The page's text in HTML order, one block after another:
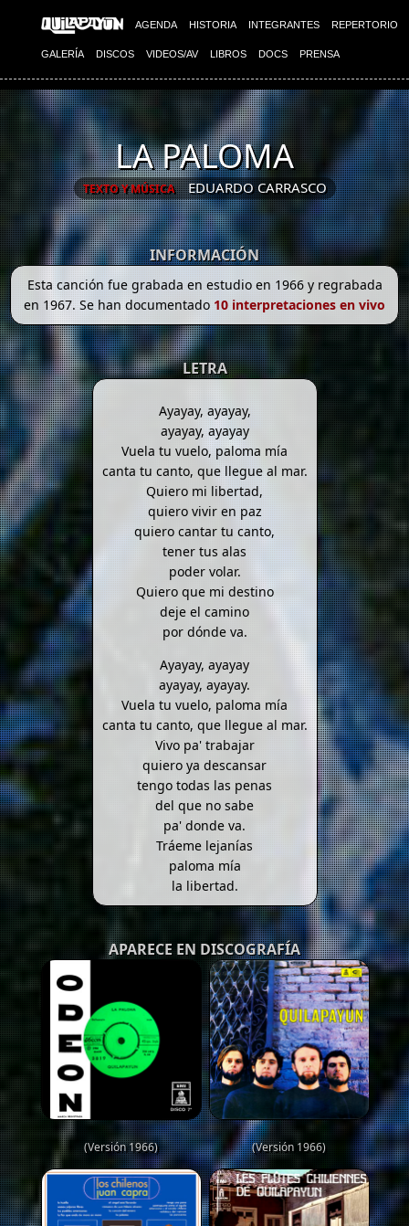
AGENDA HISTORIA INTEGRANTES REPERTORIO
GALERÍA DISCOS VIDEOS/AV LIBROS DOCS PRENSA
LA PALOMA
TEXTO Y MÚSICA EDUARDO CARRASCO
INFORMACIÓN
Esta canción fue grabada en estudio en 1966 y regrabada
en 1967. Se han documentado 10 interpretaciones en vivo
LETRA
Ayayay, ayayay,
ayayay, ayayay
Vuela tu vuelo, paloma mía
canta tu canto, que llegue al mar.
Quiero mi libertad,
quiero vivir en paz
quiero cantar tu canto,
tener tus alas
poder volar.
Quiero que mi destino
deje el camino
por dónde va.
Ayayay, ayayay
ayayay, ayayay.
Vuela tu vuelo, paloma mía
canta tu canto, que llegue al mar.
Vivo pa' trabajar
quiero ya descansar
tengo todas las penas
del que no sabe
pa' donde va.
Tráeme lejanías
paloma mía
la libertad.
APARECE EN DISCOGRAFÍA
(Versión 1966) (Versión 1966)